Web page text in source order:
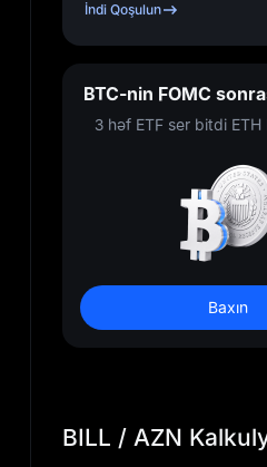
İndi Qoşulun
BTC-nin FOMC
3 həf ETF ser bitdi
Baxın
BILL / AZN